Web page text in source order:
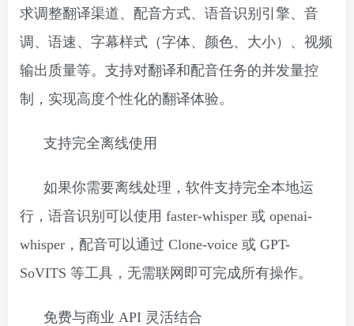
求调整翻译渠道、配音方式、语音识别引擎、音
调、语速、字幕样式（字体、颜色、大小）、视频
输出质量等。支持对翻译和配音任务的并发量控
制，实现高度个性化的翻译体验。
支持完全离线使用
如果你需要离线处理，软件支持完全本地运
行，语音识别可以使用 faster-whisper 或 openai-
whisper，配音可以通过 Clone-voice 或 GPT-
SoVITS 等工具，无需联网即可完成所有操作。
免费与商业 API 灵活结合